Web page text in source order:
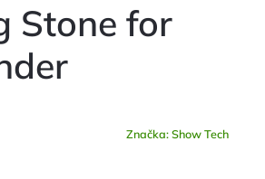
Stone for
Značka:Show Tech